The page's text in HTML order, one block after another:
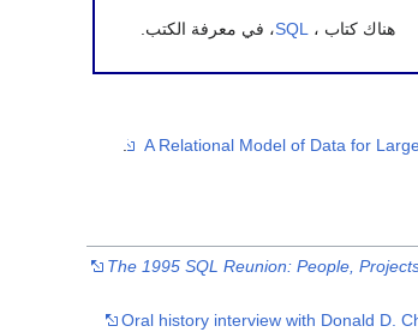
هناك كتاب ، SQL، في معرفة الكتب.
The 1995 SQL Reunion: People,
Oral history interview with Donald D.